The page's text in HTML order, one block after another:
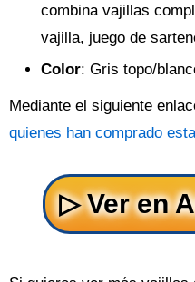
combina vajillas
vajilla, juego de
Color: Gris topo/
Mediante el siguiente
quienes han comprado